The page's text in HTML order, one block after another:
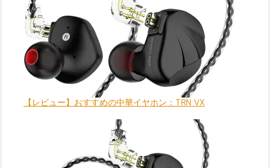
【レビュー】おすすめの中華イヤホン：TRN VX